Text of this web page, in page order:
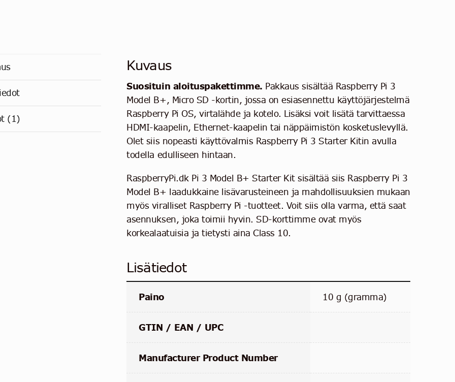
(1)
Kuvaus
Suosituin aloituspakettimme. Pakkaus sisältää Raspberry Pi 3
Model B+, Micro SD -kortin, jossa on esiasennettu käyttöjärjestelmä
Raspberry Pi OS, virtalähde ja kotelo. Lisäksi voit lisätä tarvittaessa
HDMI-kaapelin, Ethernet-kaapelin tai näppäimistön kosketuslevyllä.
Olet siis nopeasti käyttövalmis Raspberry Pi 3 Starter Kitin avulla
todella edulliseen hintaan.
RaspberryPi.dk Pi 3 Model B+ Starter Kit sisältää siis Raspberry Pi 3
Model B+ laadukkaine lisävarusteineen ja mahdollisuuksien mukaan
myös viralliset Raspberry Pi -tuotteet. Voit siis olla varma, että saat
asennuksen, joka toimii hyvin. SD-korttimme ovat myös
korkealaatuisia ja tietysti aina Class 10.
Lisätiedot
Paino 10 g (gramma)
GTIN / EAN / UPC
Manufacturer Product Number